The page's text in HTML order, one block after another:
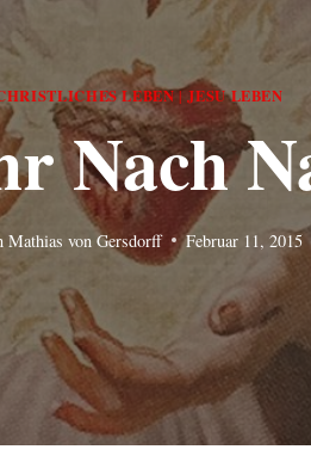
LEBEN|JESU LEBEN
Nach
Mathias von Gersdorff Februar 11, 2015